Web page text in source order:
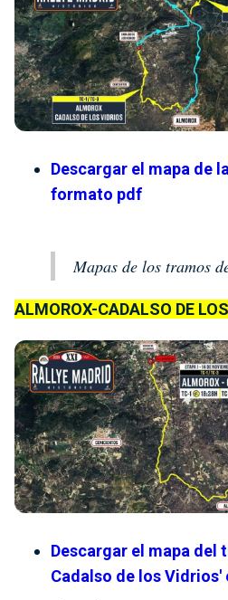
Descargar el mapa de
formato pdf
Mapas de los tramos
ALMOROX-CADALSO DE
Descargar el mapa del
Cadalso de los